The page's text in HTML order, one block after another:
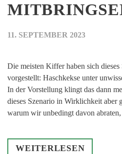
11. SEPTEMBER 2023
Die meisten Kiffer haben sich dieses
vorgestellt: Haschkekse unter
In der Vorstellung klingt das dann
dieses Szenario in Wirklichkeit aber
warum wir unbedingt davon
WEITERLESEN